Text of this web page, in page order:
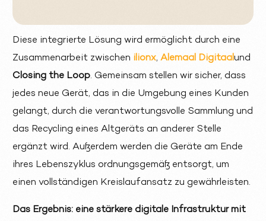
Diese integrierte Lösung wird ermöglicht durch eine
Zusammenarbeit zwischen ilionx,Alemaal Digitaalund
Closing the Loop. Gemeinsam stellen wir sicher, dass
jedes neue Gerät, das in die Umgebung eines Kunden
gelangt, durch die verantwortungsvolle Sammlung und
das Recycling eines Altgeräts an anderer Stelle
ergänzt wird. Außerdem werden die Geräte am Ende
ihres Lebenszyklus ordnungsgemäß entsorgt, um
einen vollständigen Kreislaufansatz zu gewährleisten.
Das Ergebnis: eine stärkere digitale Infrastruktur mit